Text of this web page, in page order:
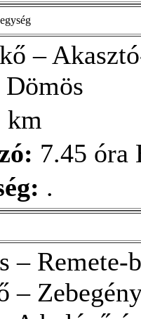
–
km
7.45 óra
.
– Remete-
–